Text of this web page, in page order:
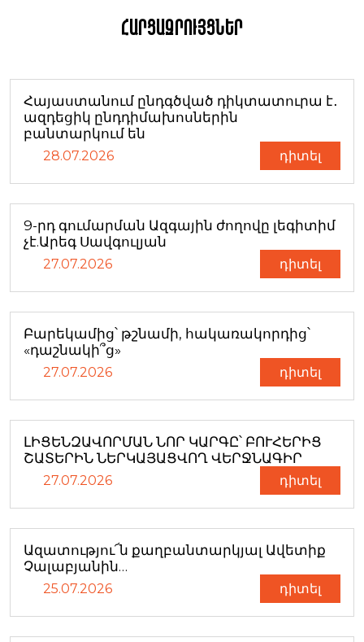
Հարցազրույցներ
Հայաստանում ընդգծված դիկտատուրա է․
ազդեցիկ ընդդիմախոսներին
բանտարկում են
28.07.2026 դիտել
9-րդ գումարման Ազգային ժողովը լեգիտիմ
չէ.Արեգ Սավգուլյան
27.07.2026 դիտել
Բարեկամից՝ թշնամի, հակառակորդից՝
«դաշնակի՞ց»
27.07.2026 դիտել
ԼԻՑԵՆԶԱՎՈՐՄԱՆ ՆՈՐ ԿԱՐԳԸ՝ ԲՈՒՀԵՐԻՑ
ՇԱՏԵՐԻՆ ՆԵՐԿԱՅԱՑՎՈՂ ՎԵՐՋՆԱԳԻՐ
27.07.2026 դիտել
Ազատությու՜ն քաղբանտարկյալ Ավետիք
Չալաբյանին…
25.07.2026 դիտել